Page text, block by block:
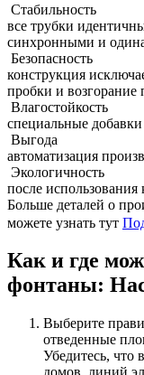
Стабильность
все трубки
синхронными и
Безопасность
конструкция
пробки и возгорание
Влагостойкость
специальные
Выгода
автоматизация
Экологичность
после использования
Больше деталей о
можете узнать тут
Как и где
фонтаны:
Выберите
отведенные
Убедитесь, что